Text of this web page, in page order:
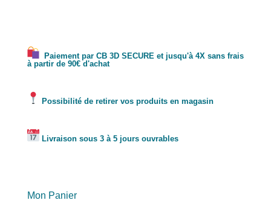
Paiement par CB 3D SECURE et jusqu'à 4X sans frais
à partir de 90€ d'achat
Possibilité de retirer vos produits en magasin
Livraison sous 3 à 5 jours ouvrables
Mon Panier